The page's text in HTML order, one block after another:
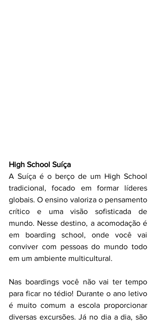
High School Suíça
A Suíça é o berço de um High School
tradicional, focado em formar líderes
globais. O ensino valoriza o pensamento
crítico e uma visão sofisticada de
mundo. Nesse destino, a acomodação é
em boarding school, onde você vai
conviver com pessoas do mundo todo
em um ambiente multicultural.
Nas boardings você não vai ter tempo
para ficar no tédio! Durante o ano letivo
é muito comum a escola proporcionar
diversas excursões. Já no dia a dia, são